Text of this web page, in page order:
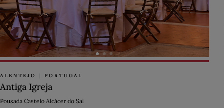
ALENTEJO | PORTUGAL
Antiga Igreja
Pousada Castelo Alcácer do Sal